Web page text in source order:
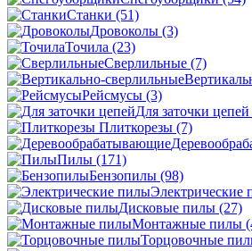
Станки (51)
Дровоколы (3)
Точила (23)
Сверлильные (7)
Рейсмусы (3)
Для заточки цепей
Плиткорезы (7)
Пилы (171)
Бензопилы (98)
Электрические
Дисковые пилы (27)
Монтажные пилы
Торцовочные